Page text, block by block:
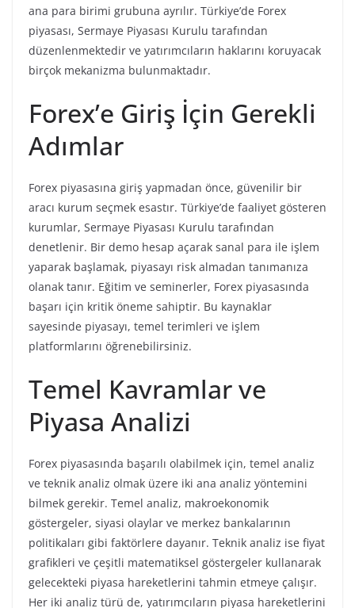
ana para birimi grubuna ayrılır. Türkiye’de Forex
piyasası, Sermaye Piyasası Kurulu tarafından
düzenlenmektedir ve yatırımcıların haklarını koruyacak
birçok mekanizma bulunmaktadır.
Forex’e Giriş İçin Gerekli
Adımlar
Forex piyasasına giriş yapmadan önce, güvenilir bir
aracı kurum seçmek esastır. Türkiye’de faaliyet gösteren
kurumlar, Sermaye Piyasası Kurulu tarafından
denetlenir. Bir demo hesap açarak sanal para ile işlem
yaparak başlamak, piyasayı risk almadan tanımanıza
olanak tanır. Eğitim ve seminerler, Forex piyasasında
başarı için kritik öneme sahiptir. Bu kaynaklar
sayesinde piyasayı, temel terimleri ve işlem
platformlarını öğrenebilirsiniz.
Temel Kavramlar ve
Piyasa Analizi
Forex piyasasında başarılı olabilmek için, temel analiz
ve teknik analiz olmak üzere iki ana analiz yöntemini
bilmek gerekir. Temel analiz, makroekonomik
göstergeler, siyasi olaylar ve merkez bankalarının
politikaları gibi faktörlere dayanır. Teknik analiz ise fiyat
grafikleri ve çeşitli matematiksel göstergeler kullanarak
gelecekteki piyasa hareketlerini tahmin etmeye çalışır.
Her iki analiz türü de, yatırımcıların piyasa hareketlerini